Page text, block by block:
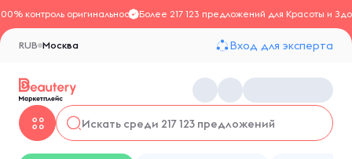
контроль оригинальностиБолее 217 123 предложений для Красоты и
Москва
RUB Вход для эксперта